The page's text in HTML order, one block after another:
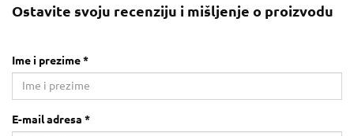
Ostavite svoju recenziju i mišljenje o proizvodu
Ime i prezime *
E-mail adresa *